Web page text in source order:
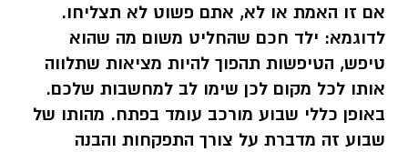
אם זו האמת או לא, אתם פשוט לא תצליחו.
לדוגמא: ילד חכם שהחליט משום מה שהוא
טיפש, הטיפשות תהפוך להיות מציאות שתלווה
אותו לכל מקום לכן שימו לב למחשבות שלכם.
באופן כללי שבוע מורכב עומד בפתח. מהותו של
שבוע זה מדברת על צורך התפקחות והבנה